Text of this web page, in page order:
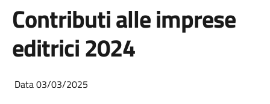
Contributi alle imprese
editrici 2024
Data 03/03/2025